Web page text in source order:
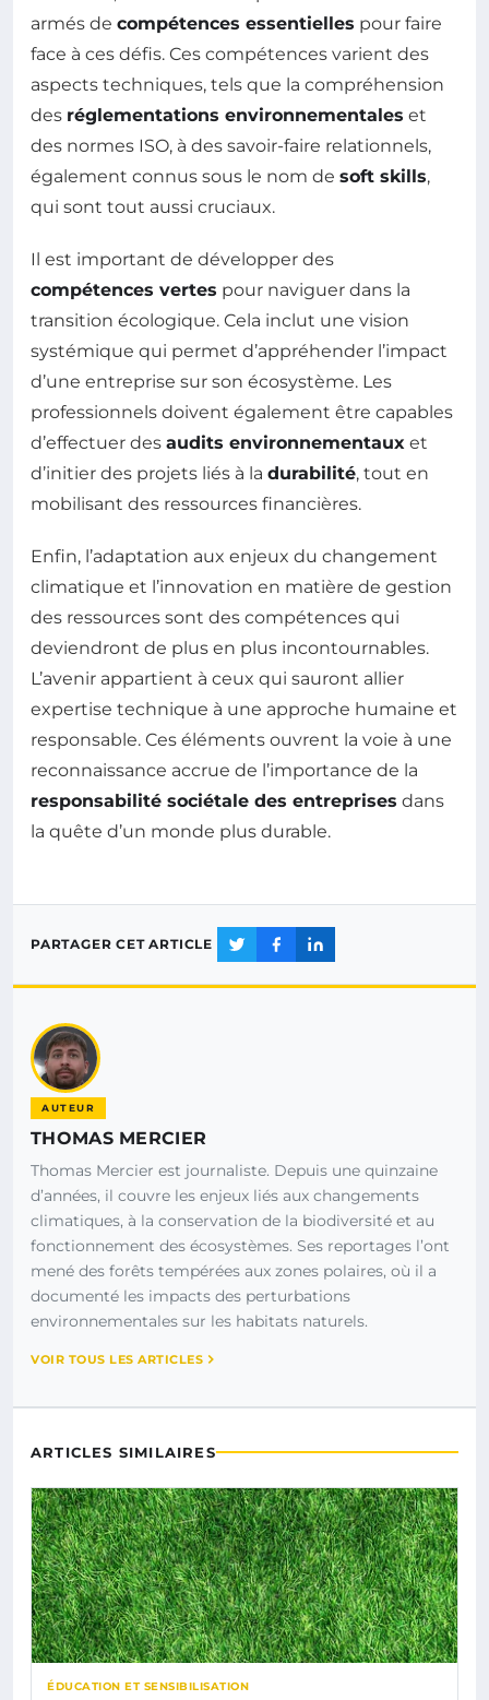
armés de compétences essentielles pour faire
face à ces défis. Ces compétences varient des
aspects techniques, tels que la compréhension
des réglementations environnementales et
des normes ISO, à des savoir-faire relationnels,
également connus sous le nom de soft skills,
qui sont tout aussi cruciaux.
Il est important de développer des
compétences vertes pour naviguer dans la
transition écologique. Cela inclut une vision
systémique qui permet d’appréhender l’impact
d’une entreprise sur son écosystème. Les
professionnels doivent également être capables
d’effectuer des audits environnementaux et
d’initier des projets liés à la durabilité, tout en
mobilisant des ressources financières.
Enfin, l’adaptation aux enjeux du changement
climatique et l’innovation en matière de gestion
des ressources sont des compétences qui
deviendront de plus en plus incontournables.
L’avenir appartient à ceux qui sauront allier
expertise technique à une approche humaine et
responsable. Ces éléments ouvrent la voie à une
reconnaissance accrue de l’importance de la
responsabilité sociétale des entreprises dans
la quête d’un monde plus durable.
PARTAGER CET ARTICLE
AUTEUR
THOMAS MERCIER
Thomas Mercier est journaliste. Depuis une quinzaine
d’années, il couvre les enjeux liés aux changements
climatiques, à la conservation de la biodiversité et au
fonctionnement des écosystèmes. Ses reportages l’ont
mené des forêts tempérées aux zones polaires, où il a
documenté les impacts des perturbations
environnementales sur les habitats naturels.
VOIR TOUS LES ARTICLES
ARTICLES SIMILAIRES
ÉDUCATION ET SENSIBILISATION